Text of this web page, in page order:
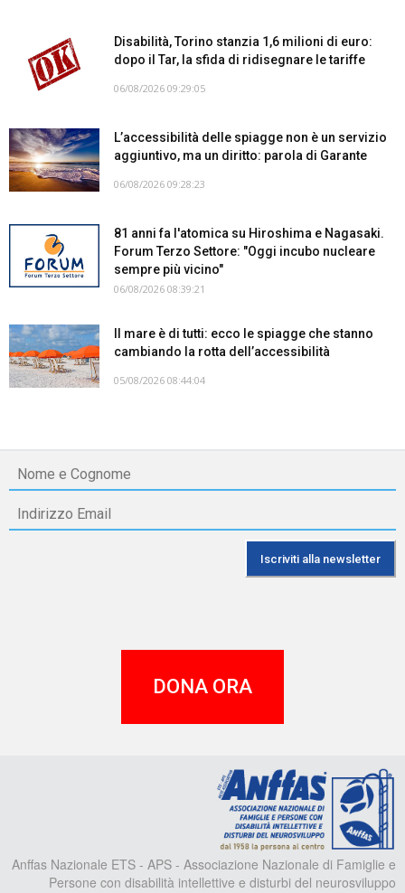
Disabilità, Torino stanzia 1,6 milioni di euro:
dopo il Tar, la sfida di ridisegnare le tariffe
06/08/2026 09:29:05
L’accessibilità delle spiagge non è un servizio
aggiuntivo, ma un diritto: parola di Garante
06/08/2026 09:28:23
81 anni fa l'atomica su Hiroshima e Nagasaki.
Forum Terzo Settore: "Oggi incubo nucleare
sempre più vicino"
06/08/2026 08:39:21
Il mare è di tutti: ecco le spiagge che stanno
cambiando la rotta dell’accessibilità
05/08/2026 08:44:04
DONA ORA
Anffas Nazionale ETS - APS - Associazione Nazionale di Famiglie e
Persone con disabilità intellettive e disturbi del neurosviluppo